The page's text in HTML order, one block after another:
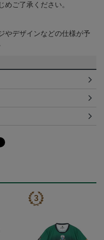
ご了承ください。
やデザインなどの仕様が予